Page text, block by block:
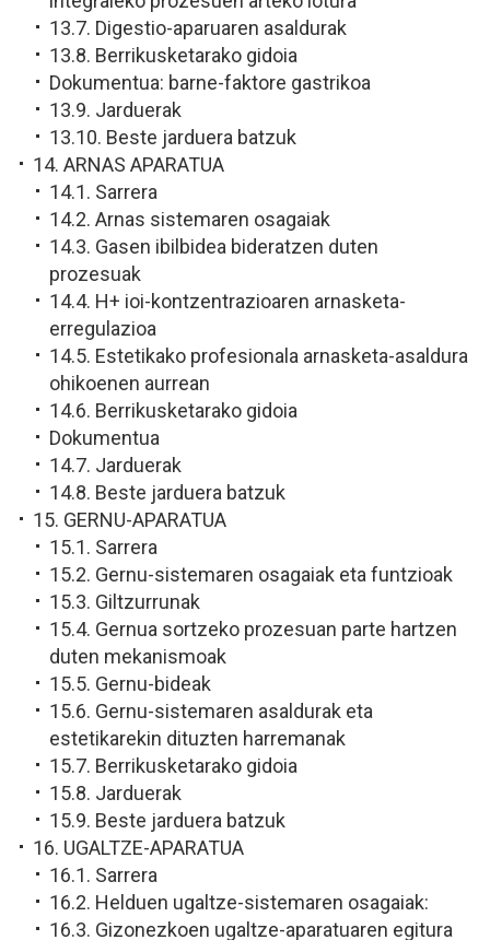
13.7. Digestio-aparuaren asaldurak
13.8. Berrikusketarako gidoia
Dokumentua: barne-faktore gastrikoa
13.9. Jarduerak
13.10. Beste jarduera batzuk
14. ARNAS APARATUA
14.1. Sarrera
14.2. Arnas sistemaren osagaiak
14.3. Gasen ibilbidea bideratzen duten
prozesuak
14.4. H+ ioi-kontzentrazioaren arnasketa-
erregulazioa
14.5. Estetikako profesionala arnasketa-asaldura
ohikoenen aurrean
14.6. Berrikusketarako gidoia
Dokumentua
14.7. Jarduerak
14.8. Beste jarduera batzuk
15. GERNU-APARATUA
15.1. Sarrera
15.2. Gernu-sistemaren osagaiak eta funtzioak
15.3. Giltzurrunak
15.4. Gernua sortzeko prozesuan parte hartzen
duten mekanismoak
15.5. Gernu-bideak
15.6. Gernu-sistemaren asaldurak eta
estetikarekin dituzten harremanak
15.7. Berrikusketarako gidoia
15.8. Jarduerak
15.9. Beste jarduera batzuk
16. UGALTZE-APARATUA
16.1. Sarrera
16.2. Helduen ugaltze-sistemaren osagaiak:
16.3. Gizonezkoen ugaltze-aparatuaren egitura